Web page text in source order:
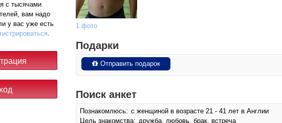
с тысячами
вам надо
у вас уже есть
.
1 фото
Подарки
Отправить подарок
Поиск анкет
Познакомлюсь: с женщиной в возрасте 21 - 41 лет в Англии
Цель знакомства: дружба, любовь, брак, встреча